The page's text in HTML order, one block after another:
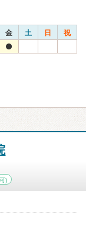
金 土 日 祝
)